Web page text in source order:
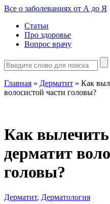
Все о заболеваниях от А до Я
Статьи
Про здоровье
Вопрос врачу
Главная » Дерматит » Как
волосистой части головы?
Как
дерматит
головы?
Дерматит, Дерматология